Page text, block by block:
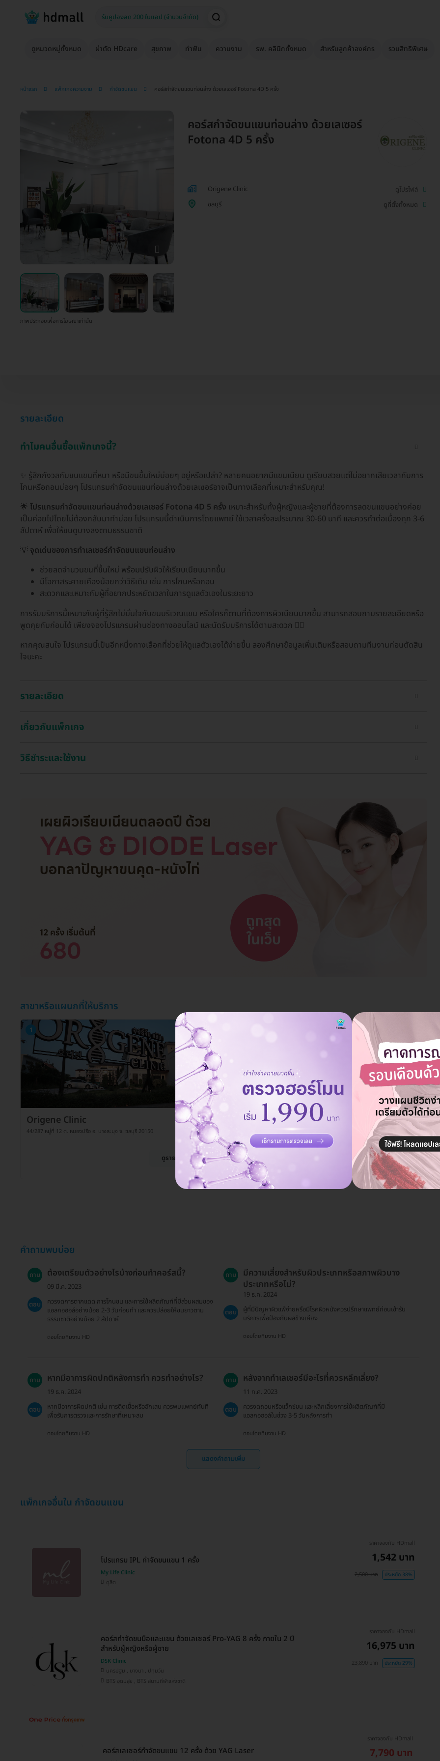
ดูหมวดหมู่ทั้งหมด ผ่าตัด HDcare สุขภาพ ทำฟัน ความงาม รพ. คลินิกทั้งหมด สำหรับลูกค้าองค์กร รวมสิทธิพิเศษ
หน้าแรก แพ็กเกจความงาม กำจัดขนแขน คอร์สกำจัดขนแขนท่อนล่าง ด้วยเลเซอร์ Fotona 4D 5 ครั้ง
ภาพประกอบเพื่อการโฆษณาเท่านั้น
คอร์สกำจัดขนแขนท่อนล่าง ด้วยเลเซอร์
Fotona 4D 5 ครั้ง
Origene Clinic
ดูโปรไฟล์
ชลบุรี
ดูที่ตั้งทั้งหมด
รายละเอียด
ทำไมคนอื่นซื้อแพ็กเกจนี้?
✨ รู้สึกกังวลกับขนแขนที่หนา หรือมีขนขึ้นใหม่บ่อยๆ อยู่หรือเปล่า? หลายคนอยากมีแขนเนียน ดูเรียบสวยแต่ไม่อยากเสียเวลากับการ
โกนหรือถอนบ่อยๆ โปรแกรมกำจัดขนแขนท่อนล่างด้วยเลเซอร์อาจเป็นทางเลือกที่เหมาะสำหรับคุณ!
🌟 โปรแกรมกำจัดขนแขนท่อนล่างด้วยเลเซอร์ Fotona 4D 5 ครั้ง เหมาะสำหรับทั้งผู้หญิงและผู้ชายที่ต้องการลดขนแขนอย่างค่อย
เป็นค่อยไปโดยไม่ต้องกลับมาทำบ่อย โปรแกรมนี้ดำเนินการโดยแพทย์ ใช้เวลาครั้งละประมาณ 30-60 นาที และควรทำต่อเนื่องทุก 3-6
สัปดาห์ เพื่อให้ขนดูบางลงตามธรรมชาติ
💡 จุดเด่นของการทำเลเซอร์กำจัดขนแขนท่อนล่าง
ช่วยลดจำนวนขนที่ขึ้นใหม่ พร้อมปรับผิวให้เรียบเนียนมากขึ้น
มีโอกาสระคายเคืองน้อยกว่าวิธีเดิม เช่น การโกนหรือถอน
สะดวกและเหมาะกับผู้ที่อยากประหยัดเวลาในการดูแลตัวเองในระยะยาว
การรับบริการนี้เหมาะกับผู้ที่รู้สึกไม่มั่นใจกับขนบริเวณแขน หรือใครก็ตามที่ต้องการผิวเนียนมากขึ้น สามารถสอบถามรายละเอียดหรือ
พูดคุยกับก่อนได้ เพียงจองโปรแกรมผ่านช่องทางออนไลน์ และนัดรับบริการได้ตามสะดวก 🙋‍♀️
หากคุณสนใจ โปรแกรมนี้เป็นอีกหนึ่งทางเลือกที่ช่วยให้ดูแลตัวเองได้ง่ายขึ้น ลองศึกษาข้อมูลเพิ่มเติมหรือสอบถามทีมงานก่อนตัดสิน
ใจนะคะ
รายละเอียด
เกี่ยวกับแพ็กเกจ
วิธีชำระและใช้งาน
สาขาหรือแผนกที่ให้บริการ
1
Origene Clinic
44/287 หมู่ที่ 12 ต. หนองปรือ อ. บางละมุง จ. ชลบุรี 20150
ดูรายละเอียด
คำถามพบบ่อย
ถาม ต้องเตรียมตัวอย่างไรบ้างก่อนทำคอร์สนี้?
09 มี.ค. 2023
ตอบ
ควรงดการตากแดด การโกนขน และการใช้ผลิตภัณฑ์ที่มีส่วนผสมของ
แอลกอฮอล์อย่างน้อย 2-3 วันก่อนทำ และควรปล่อยให้ขนยาวตาม
ธรรมชาติอย่างน้อย 2 สัปดาห์
ตอบโดยทีมงาน HD
ถาม
มีความเสี่ยงสำหรับผิวประเภทหรือสภาพผิวบาง
ประเภทหรือไม่?
19 ธ.ค. 2024
ตอบ
ผู้ที่มีปัญหาผิวแพ้ง่ายหรือมีโรคผิวหนังควรปรึกษาแพทย์ก่อนเข้ารับ
บริการเพื่อป้องกันผลข้างเคียง
ตอบโดยทีมงาน HD
ถาม หากมีอาการผิดปกติหลังการทำ ควรทำอย่างไร?
19 ธ.ค. 2024
ตอบ
หากมีอาการผิดปกติ เช่น การติดเชื้อหรืออักเสบ ควรพบแพทย์ทันที
เพื่อรับการตรวจและการรักษาที่เหมาะสม
ตอบโดยทีมงาน HD
ถาม หลังจากทำเลเซอร์มีอะไรที่ควรหลีกเลี่ยง?
11 ก.ค. 2023
ตอบ
ควรงดถอนหรือแว็กซ์ขน และหลีกเลี่ยงการใช้ผลิตภัณฑ์ที่มี
แอลกอฮอล์ในช่วง 3-5 วันหลังการทำ
ตอบโดยทีมงาน HD
แสดงคำถามเพิ่ม
แพ็กเกจอื่นใน กำจัดขนแขน
โปรแกรม IPL กำจัดขนแขน 1 ครั้ง
My Life Clinic
ดุสิต
ราคาจองกับ HDmall
1,542 บาท
2,500 บาท ประหยัด 38%
คอร์สกำจัดขนมือและแขน ด้วยเลเซอร์ Pro-YAG 8 ครั้ง ภายใน 2 ปี
สำหรับผู้หญิงหรือผู้ชาย
DSK Clinic
นครปฐม , บางนา , ปทุมวัน
BTS อุดมสุข , BTS สนามกีฬาแห่งชาติ
ราคาจองกับ HDmall
16,975 บาท
23,890 บาท ประหยัด 29%
คอร์สเลเซอร์กำจัดขนแขน 12 ครั้ง ด้วย YAG Laser
ราคาจองกับ HDmall
7,790 บาท